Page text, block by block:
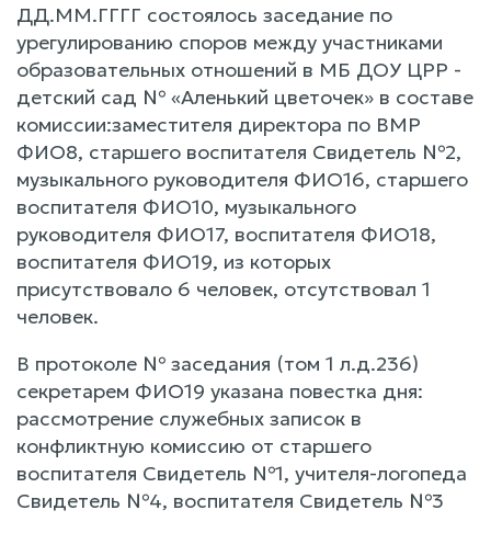
ДД.ММ.ГГГГ состоялось заседание по
урегулированию споров между участниками
образовательных отношений в МБ ДОУ ЦРР -
детский сад № «Аленький цветочек» в составе
комиссии:заместителя директора по ВМР
ФИО8, старшего воспитателя Свидетель №2,
музыкального руководителя ФИО16, старшего
воспитателя ФИО10, музыкального
руководителя ФИО17, воспитателя ФИО18,
воспитателя ФИО19, из которых
присутствовало 6 человек, отсутствовал 1
человек.
В протоколе № заседания (том 1 л.д.236)
секретарем ФИО19 указана повестка дня:
рассмотрение служебных записок в
конфликтную комиссию от старшего
воспитателя Свидетель №1, учителя-логопеда
Свидетель №4, воспитателя Свидетель №3